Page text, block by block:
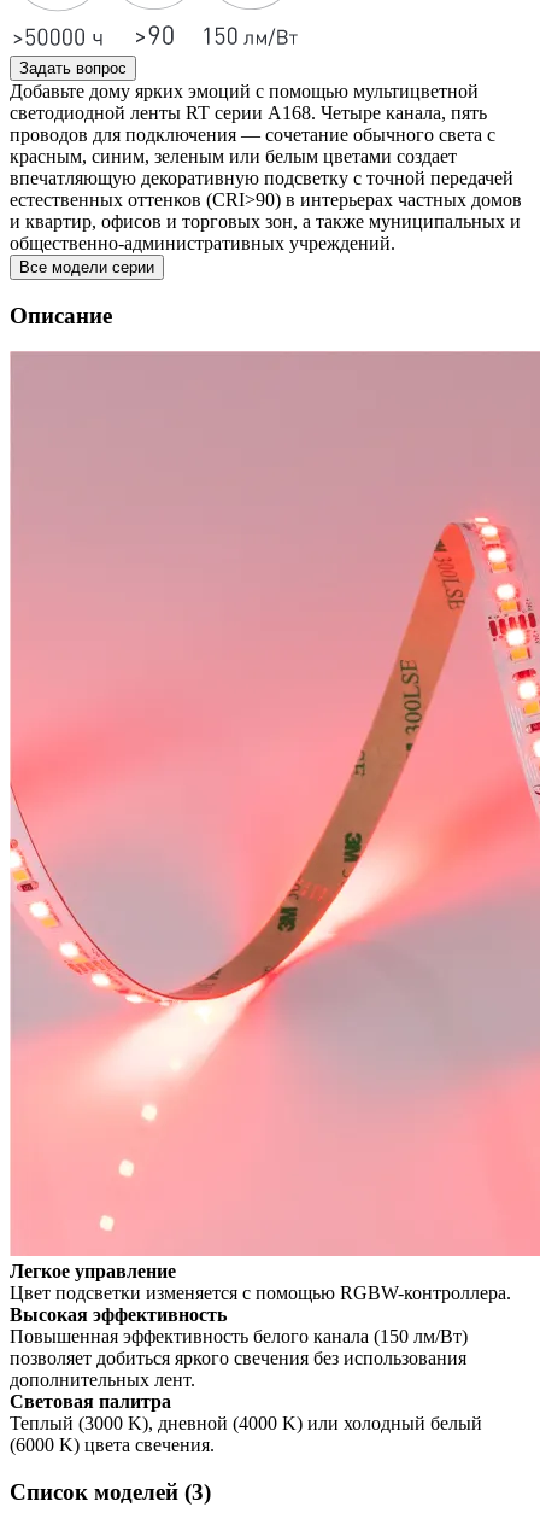
Задать вопрос
Добавьте дому ярких эмоций с помощью мультицветной
светодиодной ленты RT серии A168. Четыре канала, пять
проводов для подключения — сочетание обычного света с
красным, синим, зеленым или белым цветами создает
впечатляющую декоративную подсветку с точной передачей
естественных оттенков (CRI>90) в интерьерах частных домов
и квартир, офисов и торговых зон, а также муниципальных и
общественно-административных учреждений.
Все модели серии
Описание
Легкое управление
Цвет подсветки изменяется с помощью RGBW-контроллера.
Высокая эффективность
Повышенная эффективность белого канала (150 лм/Вт)
позволяет добиться яркого свечения без использования
дополнительных лент.
Световая палитра
Теплый (3000 K), дневной (4000 K) или холодный белый
(6000 K) цвета свечения.
Список моделей (3)